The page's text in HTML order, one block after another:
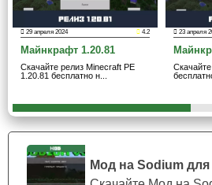
Мод на Sodium для
Подозрительный
Minecraft PE 1.19.70 является то,
полезные и очень интересные
можно с помощью кисти,
частицы.
29 апреля 2024 4.2
Майнкрафт 1.20.81
Скачайте релиз Minecraft PE
1.20.81 бесплатно н...
23 апреля